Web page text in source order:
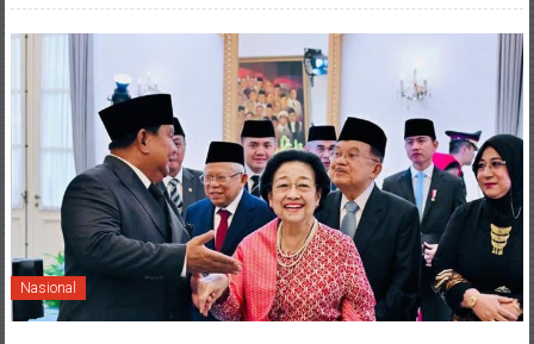
Nasional